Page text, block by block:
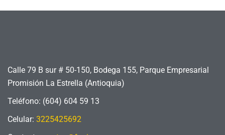
Calle 79 B sur # 50-150, Bodega 155, Parque Empresarial
Promisión La Estrella (Antioquia)
Teléfono: (604) 604 59 13
Celular: 3225425692